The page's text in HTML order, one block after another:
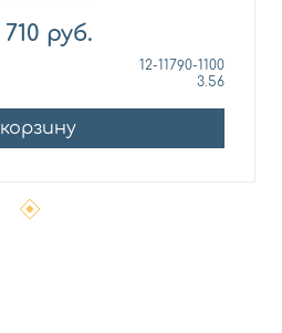
710 руб.
12-11790-1100
3.56